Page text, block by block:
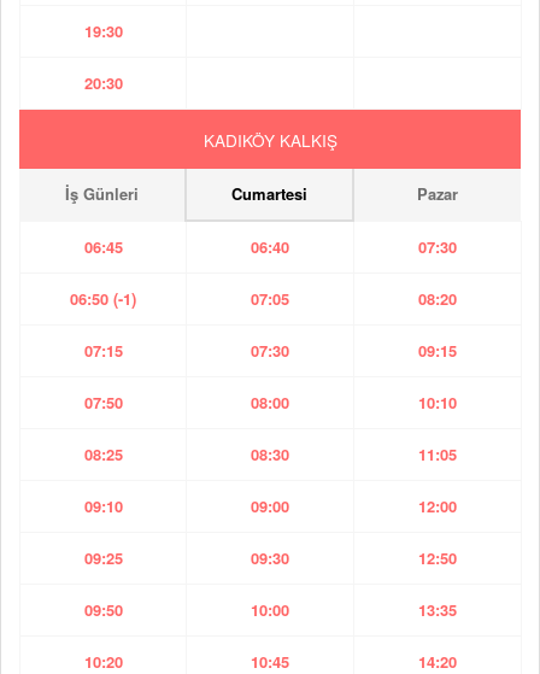
19:30
20:30
KADIKÖY KALKIŞ
İş Günleri Cumartesi Pazar
06:45 06:40 07:30
06:50 (-1) 07:05 08:20
07:15 07:30 09:15
07:50 08:00 10:10
08:25 08:30 11:05
09:10 09:00 12:00
09:25 09:30 12:50
09:50 10:00 13:35
10:20 10:45 14:20